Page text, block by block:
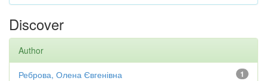
Discover
Author
1
Реброва, Олена Євгенівна